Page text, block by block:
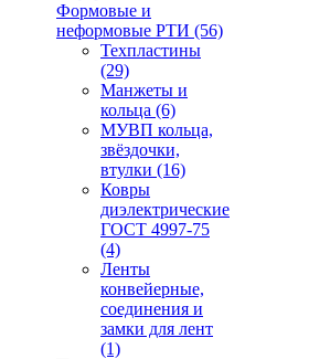
Формовые и
неформовые РТИ (56)
Техпластины
(29)
Манжеты и
кольца (6)
МУВП кольца,
звёздочки,
втулки (16)
Ковры
диэлектрические
ГОСТ 4997-75
(4)
Ленты
конвейерные,
соединения и
замки для лент
(1)